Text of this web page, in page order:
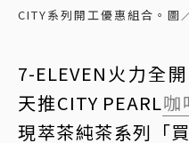
CITY系列開工優惠組合。圖
7-ELEVEN火力全
天推CITY PEARL咖
現萃茶純茶系列「